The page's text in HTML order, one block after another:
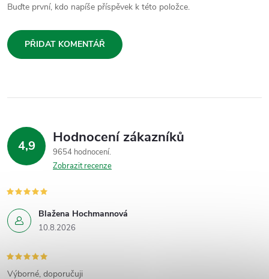
Buďte první, kdo napíše příspěvek k této položce.
PŘIDAT KOMENTÁŘ
4,9 Hodnocení zákazníků
9654 hodnocení
Zobrazit recenze
Blažena Hochmannová
10.8.2026
Výborné, doporučuji